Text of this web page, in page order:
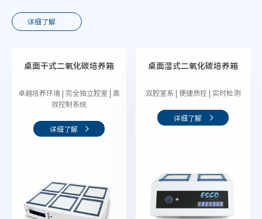
详细了解
桌面干式二氧化碳培养箱
卓越培养环境 | 完全独立腔室 | 高
效控制系统
详细了解
桌面湿式二氧化碳培养箱
双腔室系 | 便捷质控 | 实时检测
详细了解